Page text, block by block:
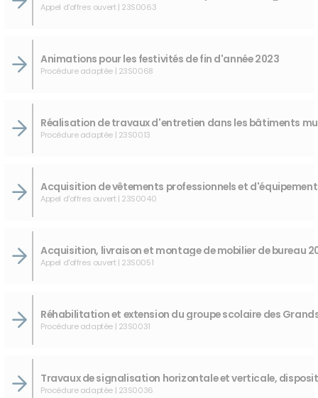
Appel d'offres ouvert | 23S0063
Animations pour les festivités de fin d'année 2023
Procédure adaptée | 23S0068
Procédure adaptée | 23S0013
Appel d'offres ouvert | 23S0040
Appel d'offres ouvert | 23S0051
Procédure adaptée | 23S0031
Procédure adaptée | 23S0036